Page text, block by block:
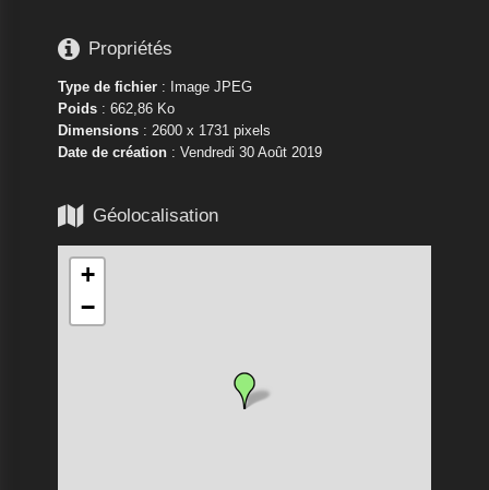
 Propriétés
Type de fichier: Image JPEG
Poids: 662,86 Ko
Dimensions: 2600 x 1731 pixels
Date de création: Vendredi 30 Août 2019
 Géolocalisation
+
−